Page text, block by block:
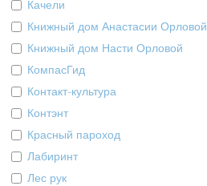
Качели
Книжный дом Анастасии Орловой
Книжный дом Насти Орловой
КомпасГид
Контакт-культура
Контэнт
Красный пароход
Лабиринт
Лес рук